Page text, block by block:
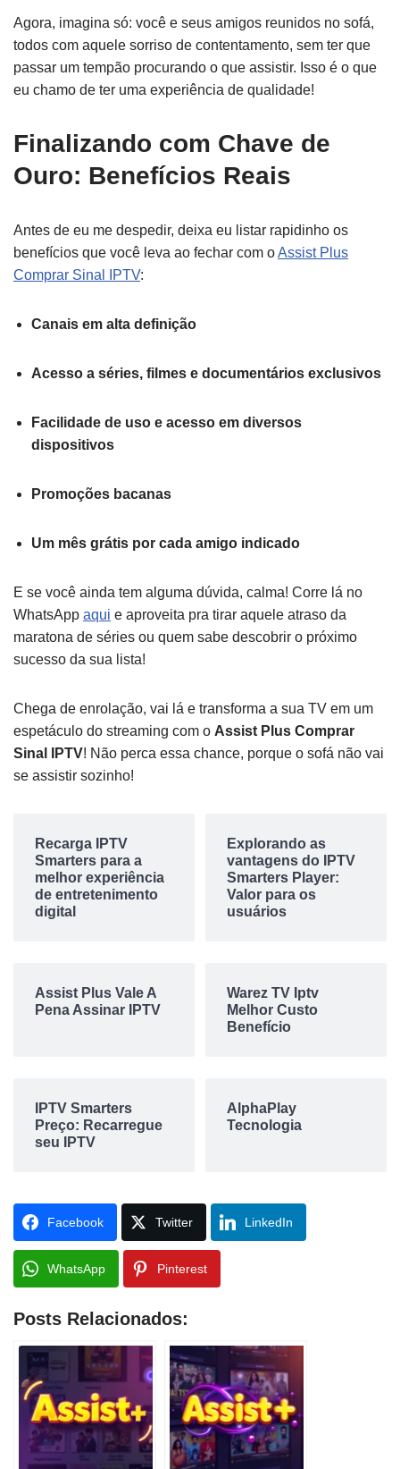
Agora, imagina só: você e seus amigos reunidos no sofá,
todos com aquele sorriso de contentamento, sem ter que
passar um tempão procurando o que assistir. Isso é o que
eu chamo de ter uma experiência de qualidade!
Finalizando com Chave de
Ouro: Benefícios Reais
Antes de eu me despedir, deixa eu listar rapidinho os
benefícios que você leva ao fechar com oAssist Plus
Comprar Sinal IPTV:
Canais em alta definição
Acesso a séries, filmes e documentários exclusivos
Facilidade de uso e acesso em diversos
dispositivos
Promoções bacanas
Um mês grátis por cada amigo indicado
E se você ainda tem alguma dúvida, calma! Corre lá no
WhatsApp aqui e aproveita pra tirar aquele atraso da
maratona de séries ou quem sabe descobrir o próximo
sucesso da sua lista!
Chega de enrolação, vai lá e transforma a sua TV em um
espetáculo do streaming com o Assist Plus Comprar
Sinal IPTV! Não perca essa chance, porque o sofá não vai
se assistir sozinho!
Recarga IPTV
Smarters para a
melhor experiência
de entretenimento
digital
Explorando as
vantagens do IPTV
Smarters Player:
Valor para os
usuários
Assist Plus Vale A
Pena Assinar IPTV
Warez TV Iptv
Melhor Custo
Benefício
IPTV Smarters
Preço: Recarregue
seu IPTV
AlphaPlay
Tecnologia
Facebook Twitter LinkedIn
WhatsApp Pinterest
Posts Relacionados: